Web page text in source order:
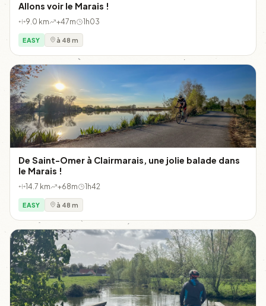
Allons voir le Marais !
9.0 km +47m 1h03
EASY à 48 m
De Saint-Omer à Clairmarais, une jolie balade dans
le Marais !
14.7 km +68m 1h42
EASY à 48 m